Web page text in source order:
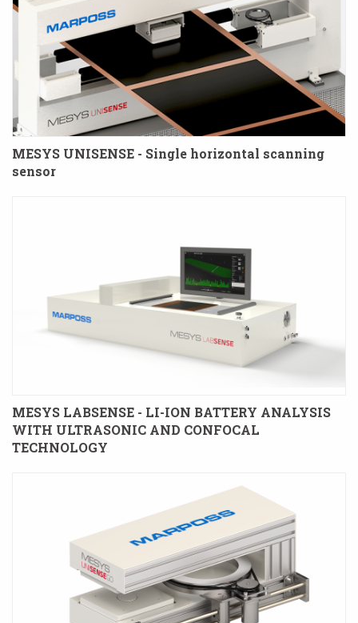
MESYS UNISENSE - Single horizontal scanning
sensor
MESYS LABSENSE - LI-ION BATTERY ANALYSIS
WITH ULTRASONIC AND CONFOCAL
TECHNOLOGY